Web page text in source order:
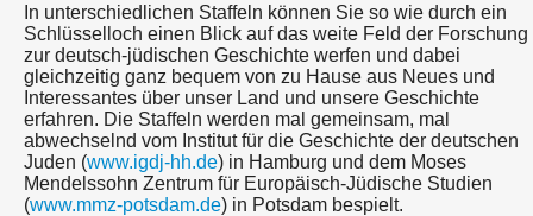
In unterschiedlichen Staffeln können Sie so wie durch ein
Schlüsselloch einen Blick auf das weite Feld der Forschung
zur deutsch-jüdischen Geschichte werfen und dabei
gleichzeitig ganz bequem von zu Hause aus Neues und
Interessantes über unser Land und unsere Geschichte
erfahren. Die Staffeln werden mal gemeinsam, mal
abwechselnd vom Institut für die Geschichte der deutschen
Juden (www.igdj-hh.de) in Hamburg und dem Moses
Mendelssohn Zentrum für Europäisch-Jüdische Studien
(www.mmz-potsdam.de) in Potsdam bespielt.